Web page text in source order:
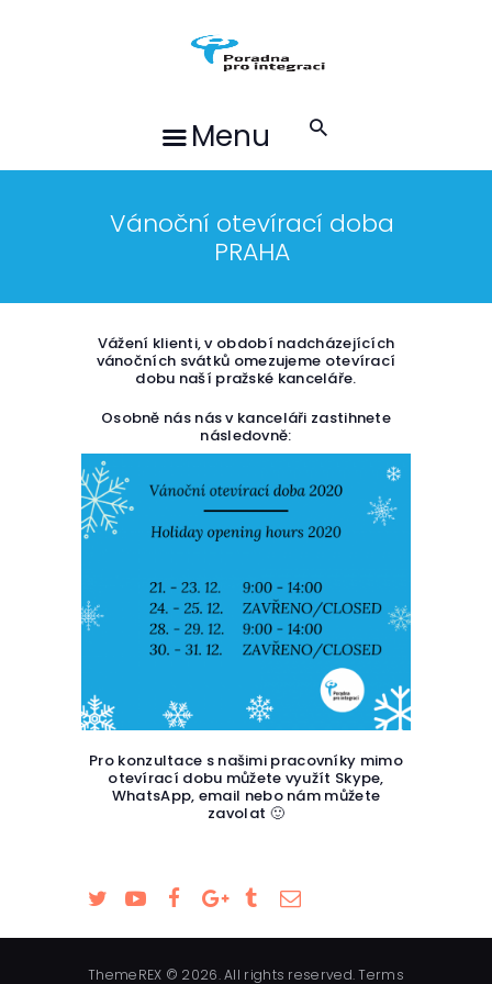
Menu
Vánoční otevírací doba
PRAHA
AKTUALITY
KE STAŽENÍ
PŘÍBĚHY KLIENTŮ
KONTAKTY
ČEŠTINA
Vážení klienti, v období nadcházejících
vánočních svátků omezujeme otevírací
dobu naší pražské kanceláře.
Osobně nás nás v kanceláři zastihnete
následovně:
Pro konzultace s našimi pracovníky mimo
otevírací dobu můžete využít Skype,
WhatsApp, email nebo nám můžete
zavolat 🙂
ThemeREX © 2026. All rights reserved. Terms